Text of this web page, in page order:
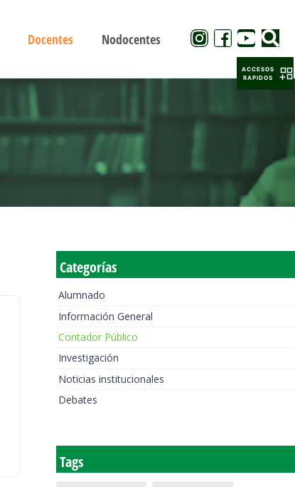
Docentes Nodocentes
Categorías
Alumnado
Información General
Contador Público
Investigación
Noticias institucionales
Debates
Tags
ACCESOS
RAPIDOS